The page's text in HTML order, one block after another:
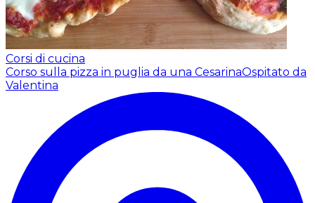
Corsi di cucina
Corso sulla pizza in puglia da una CesarinaOspitato da
Valentina